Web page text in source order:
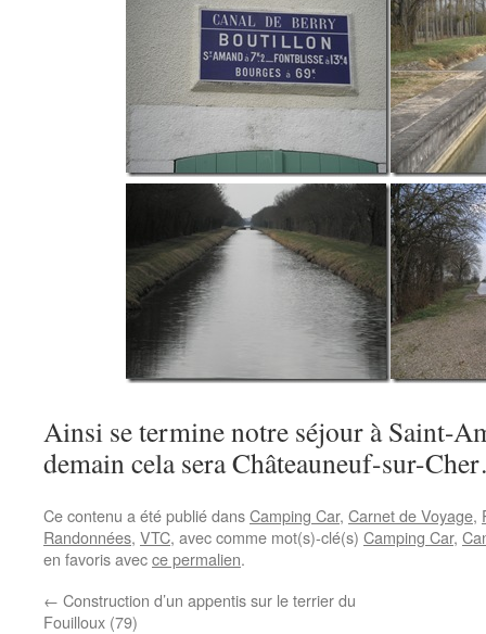
Ainsi se termine notre séjour à Saint-
demain cela sera Châteauneuf-sur-
Ce contenu a été publié dansCamping Car, Carnet de Voyage,
Randonnées, VTC, avec comme mot(s)-clé(s) Camping Car,
en favoris avecce permalien.
← Construction d’un appentis sur le terrier du
Fouilloux (79)